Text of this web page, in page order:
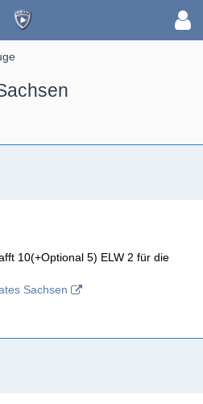
10(+Optional 5) ELW 2 für die
Sachsen